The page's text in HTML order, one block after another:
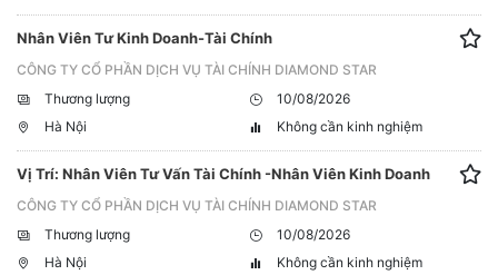
Nhân Viên Tư Kinh Doanh-Tài Chính
CÔNG TY CỔ PHẦN DỊCH VỤ TÀI CHÍNH DIAMOND STAR
Thương lượng
10/08/2026
Hà Nội
Không cần kinh nghiệm
Vị Trí: Nhân Viên Tư Vấn Tài Chính -Nhân Viên Kinh Doanh
CÔNG TY CỔ PHẦN DỊCH VỤ TÀI CHÍNH DIAMOND STAR
Thương lượng
10/08/2026
Hà Nội
Không cần kinh nghiệm